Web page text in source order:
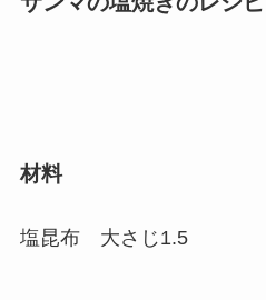
材料
塩昆布 大さじ1.5